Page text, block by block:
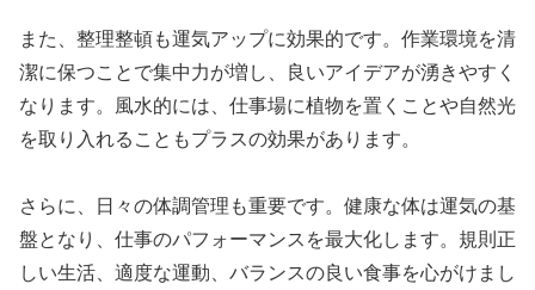
また、整理整頓も運気アップに効果的です。作業環境を清
潔に保つことで集中力が増し、良いアイデアが湧きやすく
なります。風水的には、仕事場に植物を置くことや自然光
を取り入れることもプラスの効果があります。
さらに、日々の体調管理も重要です。健康な体は運気の基
盤となり、仕事のパフォーマンスを最大化します。規則正
しい生活、適度な運動、バランスの良い食事を心がけまし